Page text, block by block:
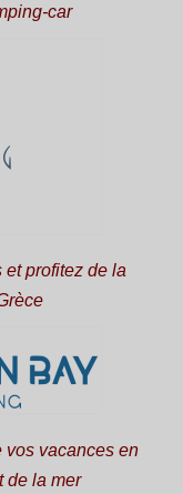
car
profitez de la
vos vacances en
de la mer